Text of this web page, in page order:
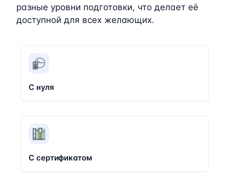
разные уровни подготовки, что делает её
доступной для всех желающих.
С нуля
С сертификатом